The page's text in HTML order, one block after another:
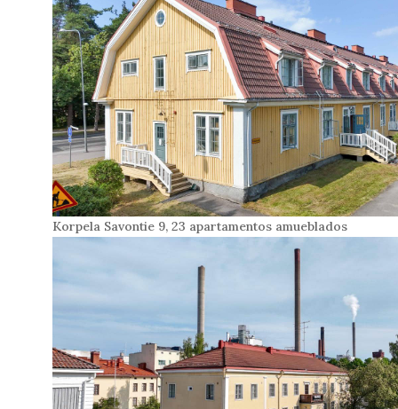
Korpela Savontie 9, 23 apartamentos amueblados